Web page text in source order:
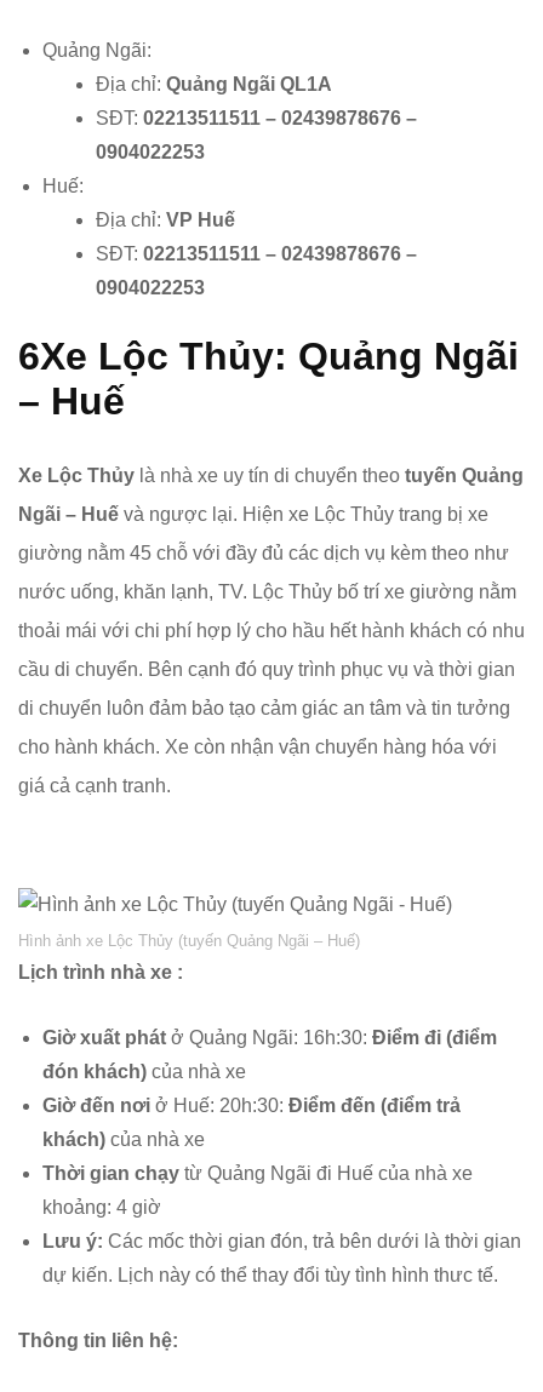
Quảng Ngãi:
Địa chỉ: Quảng Ngãi QL1A
SĐT: 02213511511 – 02439878676 –
0904022253
Huế:
Địa chỉ: VP Huế
SĐT: 02213511511 – 02439878676 –
0904022253
6Xe Lộc Thủy: Quảng Ngãi
– Huế
Xe Lộc Thủy là nhà xe uy tín di chuyển theo tuyến Quảng
Ngãi – Huế và ngược lại. Hiện xe ​Lộc Thủy trang bị xe
giường nằm 45 chỗ với đầy đủ các dịch vụ kèm theo như
nước uống, khăn lạnh, TV. Lộc Thủy bố trí xe giường nằm
thoải mái với chi phí hợp lý cho hầu hết hành khách có nhu
cầu di chuyển. Bên cạnh đó quy trình phục vụ và thời gian
di chuyển luôn đảm bảo tạo cảm giác an tâm và tin tưởng
cho hành khách. Xe còn nhận vận chuyển hàng hóa với
giá cả cạnh tranh.
Hình ảnh xe Lộc Thủy (tuyến Quảng Ngãi – Huế)
Lịch trình nhà xe :
Giờ xuất phát ở Quảng Ngãi: 16h:30: Điểm đi (điểm
đón khách) của nhà xe
Giờ đến nơi ở Huế: 20h:30: Điểm đến (điểm trả
khách) của nhà xe
Thời gian chạy từ Quảng Ngãi đi Huế của nhà xe
khoảng: 4 giờ
Lưu ý: Các mốc thời gian đón, trả bên dưới là thời gian
dự kiến. Lịch này có thể thay đổi tùy tình hình thưc tế.
Thông tin liên hệ: